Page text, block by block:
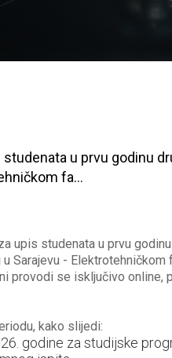
u prvu godinu
fa...
upis studenata u prvu
Sarajevu - Elektrotehničkom
provodi se isključivo online,
kako slijedi:
godine za studijske